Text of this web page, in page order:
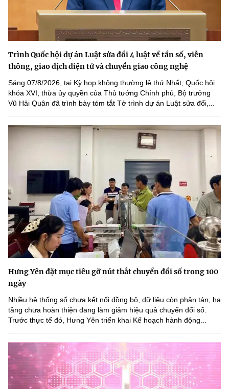
Trình Quốc hội dự án Luật sửa đổi 4 luật về tần số, viễn
thông, giao dịch điện tử và chuyển giao công nghệ
Sáng 07/8/2026, tại Kỳ họp không thường lệ thứ Nhất, Quốc hội
khóa XVI, thừa ủy quyền của Thủ tướng Chính phủ, Bộ trưởng
Vũ Hải Quân đã trình bày tóm tắt Tờ trình dự án Luật sửa đổi,...
Hưng Yên đặt mục tiêu gỡ nút thắt chuyển đổi số trong 100
ngày
Nhiều hệ thống số chưa kết nối đồng bộ, dữ liệu còn phân tán, hạ
tầng chưa hoàn thiện đang làm giảm hiệu quả chuyển đổi số.
Trước thực tế đó, Hưng Yên triển khai Kế hoạch hành động...